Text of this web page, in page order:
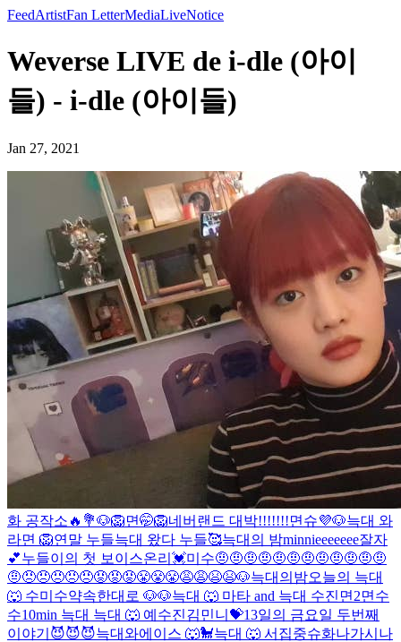
FeedArtistFan LetterMediaLiveNotice
Weverse LIVE de i-dle (아이
들) - i-dle (아이들)
Jan 27, 2021
화 공작소🔥💐🐶🦁면🤭🦁네버랜드 대박!!!!!!!면슈💜🐶늑대 와
라면 🦁연말 누들늑대 왔다 누들🥰늑대의 밤minnieeeeeee잘자
💕누들이의 첫 보이스온리💓미수🤨🤨🤨🤨🤨🤨🤨🤨🤨🤨🤨🤨
🤨😠😠😠😠😠😡😡😡😤😤😤😩😩😫😫🐶늑대의밤오늘의 늑대
🐺 수미수약속한대로 🐶🐶늑대 🐺 마타 and 늑대 수진 면2면 수
수10min 늑대 늑대 🐺 예 수진김민니💝13일의 금요일 두번째
이야기😈😈😈늑대와에이스 🐺🐩늑대 🐺 서집중슈화나가시나